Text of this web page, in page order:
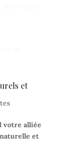
et
votre alliée
et